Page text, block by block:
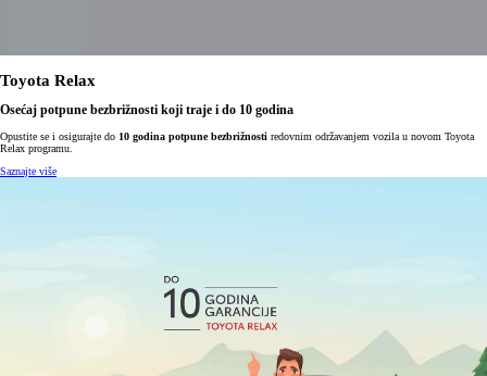
Toyota Relax
Osećaj potpune bezbrižnosti koji traje i do 10 godina
Opustite se i osigurajte do 10 godina potpune bezbrižnosti redovnim održavanjem vozila u novom Toyota
Relax programu.
Saznajte više